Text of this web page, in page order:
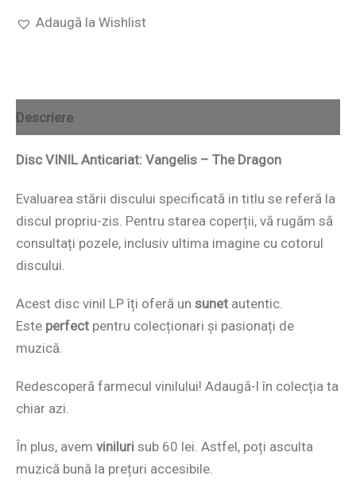
Adaugă la Wishlist
Descriere
Disc VINIL Anticariat: Vangelis – The Dragon
Evaluarea stării discului specificată in titlu se referă la
discul propriu-zis. Pentru starea coperții, vă rugăm să
consultați pozele, inclusiv ultima imagine cu cotorul
discului.
Acest disc vinil LP îți oferă un sunet autentic.
Este perfect pentru colecționari și pasionați de
muzică.
Redescoperă farmecul vinilului! Adaugă-l în colecția ta
chiar azi.
În plus, avem viniluri sub 60 lei. Astfel, poți asculta
muzică bună la prețuri accesibile.